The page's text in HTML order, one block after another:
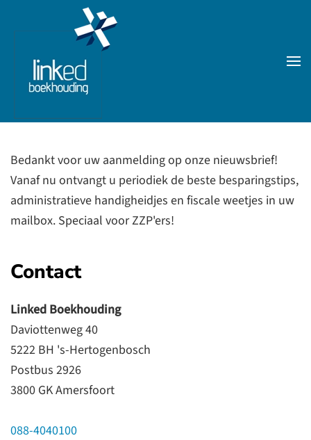
Skip to main content
Bedankt voor uw aanmelding op onze nieuwsbrief!
Vanaf nu ontvangt u periodiek de beste besparingstips,
administratieve handigheidjes en fiscale weetjes in uw
mailbox. Speciaal voor ZZP'ers!
Contact
Linked Boekhouding
Daviottenweg 40
5222 BH 's-Hertogenbosch
Postbus 2926
3800 GK Amersfoort
088-4040100